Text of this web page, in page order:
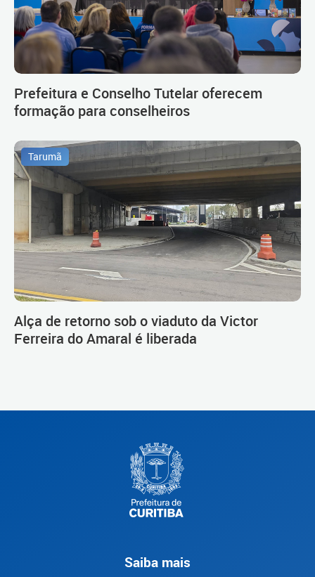
Prefeitura e Conselho Tutelar oferecem
formação para conselheiros
Tarumã
Alça de retorno sob o viaduto da Victor
Ferreira do Amaral é liberada
Saiba mais